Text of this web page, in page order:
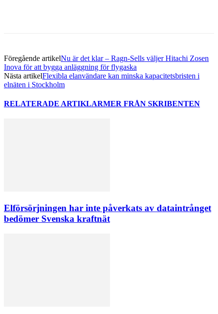
Föregående artikelNu är det klar – Ragn-Sells väljer Hitachi Zosen
Inova för att bygga anläggning för flygaska
Nästa artikel​Flexibla elanvändare kan minska kapacitetsbristen i
elnäten i Stockholm
RELATERADE ARTIKLARMER FRÅN SKRIBENTEN
Elförsörjningen har inte påverkats av dataintrånget
bedömer Svenska kraftnät